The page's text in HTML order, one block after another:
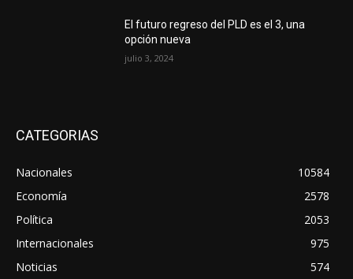
El futuro regreso del PLD es el 3, una
opción nueva
julio 3, 2024
CATEGORIAS
Nacionales
10584
Economía
2578
Política
2053
Internacionales
975
Noticias
574